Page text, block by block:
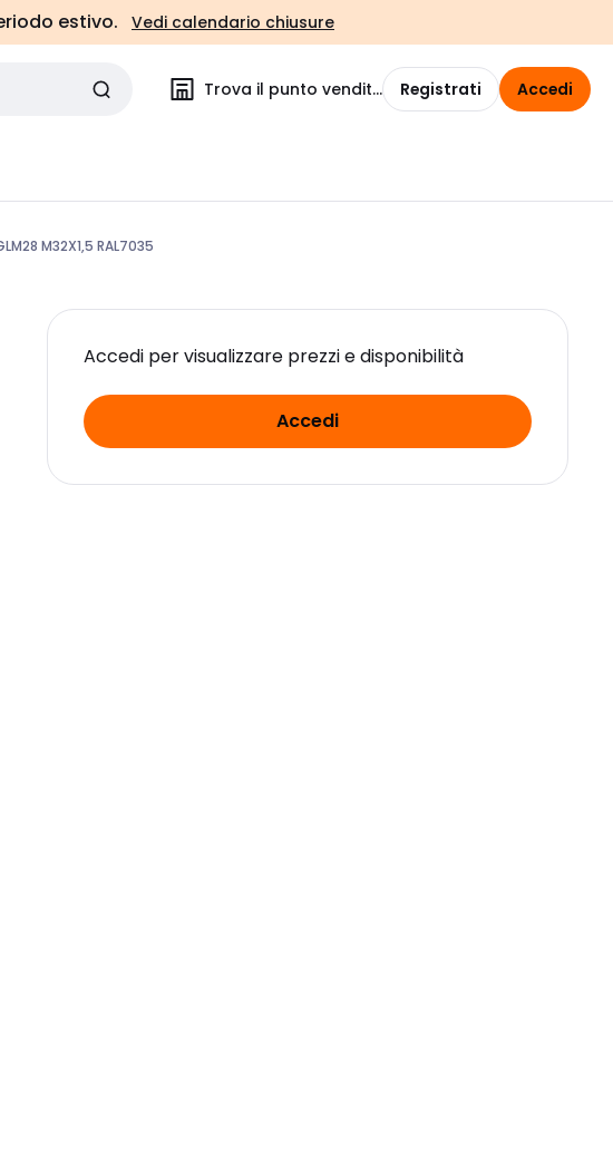
estivo. Vedi calendario chiusure
Trova il punto vendita Registrati Accedi
M32X1,5 RAL7035
Accedi per visualizzare prezzi e disponibilità
Accedi